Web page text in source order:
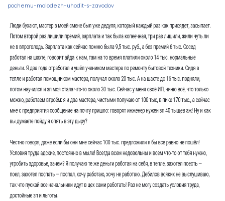
pochemu-molodezh-uhodit-s-zavodov